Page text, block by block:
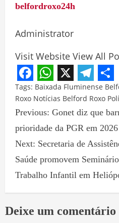
belfordroxo24h
Administrator
Visit Website View All
Facebook
WhatsApp
X
Tags: Baixada Fluminense
Roxo Notícias Belford Roxo
Previous: Gonet diz que
prioridade da PGR em 2026
Next: Secretaria de
Saúde promovem
Trabalho Infantil em
Deixe um comentário